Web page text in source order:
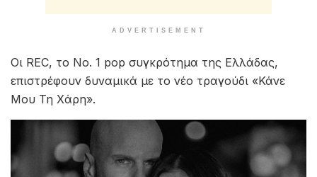
ADVERTISEMENT
Οι REC, το Νο. 1 pop συγκρότημα της Ελλάδας,
επιστρέφουν δυναμικά με το νέο τραγούδι «Κάνε
Μου Τη Χάρη».